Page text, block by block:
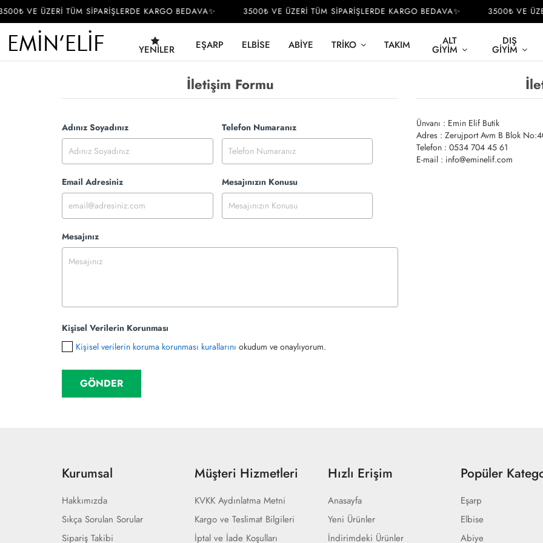
VE ÜZERİ TÜM SİPARİŞLERDE KARGO BEDAVA✨ 3500₺ VE ÜZERİ TÜM SİPARİŞLERDE KARGO BEDAVA✨ 3500₺ VE
YENILER EŞARP ELBISE ABIYE TRIKO TAKIM ALT
GIYIM
DIŞ
GIYIM
İletişim Formu
Adınız Soyadınız Telefon Numaranız
Email Adresiniz Mesajınızın Konusu
Mesajınız
Kişisel Verilerin Korunması
Kişisel verilerin koruma korunması kurallarını okudum ve onaylıyorum.
Ünvanı : Emin Elif Butik
Adres : Zerujport Avm B Blok
Telefon : 0534 704 45 61
E-mail : info@eminelif.com
Kurumsal
Hakkımızda
Sıkça Sorulan Sorular
Sipariş Takibi
Müşteri Hizmetleri
KVKK Aydınlatma Metni
Kargo ve Teslimat Bilgileri
İptal ve İade Koşulları
Hızlı Erişim
Anasayfa
Yeni Ürünler
İndirimdeki Ürünler
Popüler
Eşarp
Elbise
Abiye